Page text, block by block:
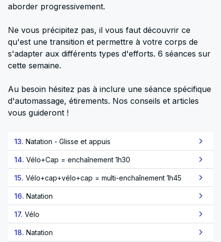
aborder progressivement.
Ne vous précipitez pas, il vous faut découvrir ce
qu'est une transition et permettre à votre corps de
s'adapter aux différents types d'efforts. 6 séances sur
cette semaine.
Au besoin hésitez pas à inclure une séance spécifique
d'automassage, étirements. Nos conseils et articles
vous guideront !
13. Natation - Glisse et appuis
14. Vélo+Cap = enchaînement 1h30
15. Vélo+cap+vélo+cap = multi-enchaînement 1h45
16. Natation
17. Vélo
18. Natation